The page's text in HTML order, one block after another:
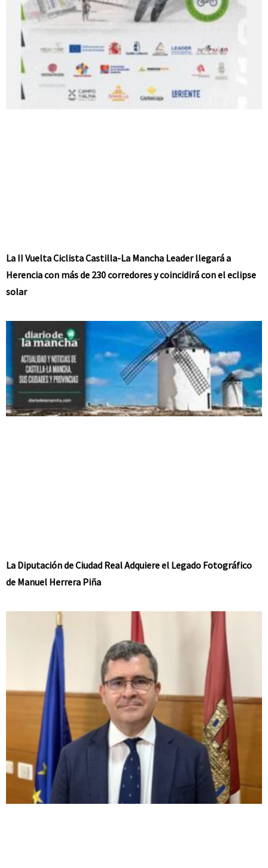
La II Vuelta Ciclista Castilla-La Mancha Leader llegará a
Herencia con más de 230 corredores y coincidirá con el eclipse
solar
La Diputación de Ciudad Real Adquiere el Legado Fotográfico
de Manuel Herrera Piña